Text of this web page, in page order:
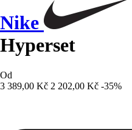
Nike
Hyperset
Od
3 389,00 Kč 2 202,00 Kč -35%